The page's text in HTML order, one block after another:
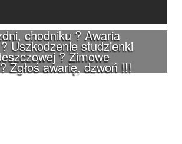
chodniku ? Awaria
Uszkodzenie studzienki
? Zimowe
Zgłoś awarię, dzwoń !!!